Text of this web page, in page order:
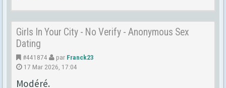
Girls In Your City - No Verify - Anonymous Sex
Dating
#441874 par Franck23
17 Mar 2026, 17:04
Modéré.